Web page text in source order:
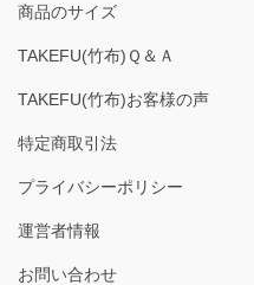
商品のサイズ
TAKEFU(竹布)Ｑ＆Ａ
TAKEFU(竹布)お客様の声
特定商取引法
プライバシーポリシー
運営者情報
お問い合わせ